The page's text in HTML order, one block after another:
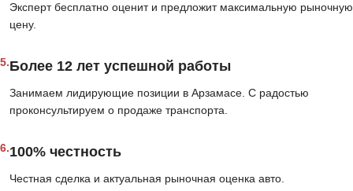
Эксперт бесплатно оценит и предложит максимальную рыночную
цену.
5.Более 12 лет успешной работы
Занимаем лидирующие позиции в Арзамасе. С радостью
проконсультируем о продаже транспорта.
6.100% честность
Честная сделка и актуальная рыночная оценка авто.